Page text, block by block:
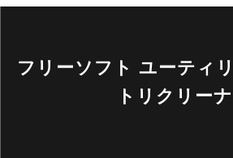
フリーソフト ユーティ
トリクリー